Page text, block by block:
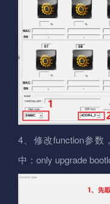
4、修改function参数
中：only upgrade